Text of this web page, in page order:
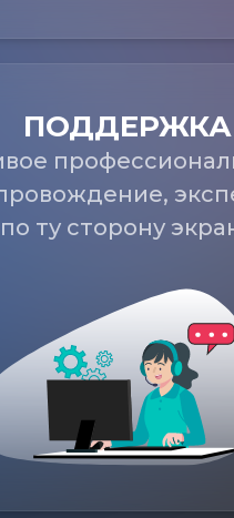
ПОДДЕРЖКА
по ту сторону